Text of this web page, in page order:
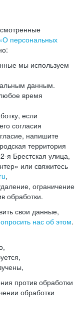
персональных
мы используем
данным.
время
если
согласия
напишите
территория
я Брестская улица,
или свяжитесь
,
ограничение
обработки.
свои данные,
нас об этом.
против обработки
обработки